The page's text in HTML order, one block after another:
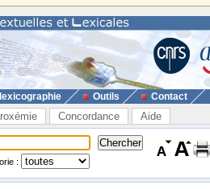
Outils Contact
Concordance Aide
: